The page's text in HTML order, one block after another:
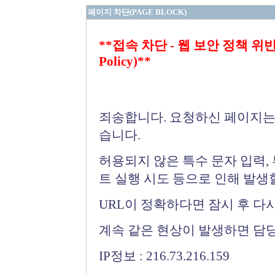
페이지 차단(PAGE BLOCK)
**접속 차단 - 웹 보안 정책 위
Policy)**
죄송합니다. 요청하신 페이지
습니다.
허용되지 않은 특수 문자 입력
트 실행 시도 등으로 인해 발생
URL이 정확하다면 잠시 후 다
계속 같은 현상이 발생하면 담
IP정보 : 216.73.216.159